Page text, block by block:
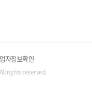
자정보확인
rights reserved.